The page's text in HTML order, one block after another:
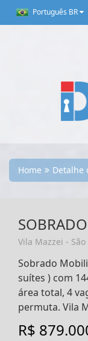
Português BR
Home Detalhe
Vila Mazzei - São
Sobrado
suítes ) com
área total, 4
permuta. Vila
R$